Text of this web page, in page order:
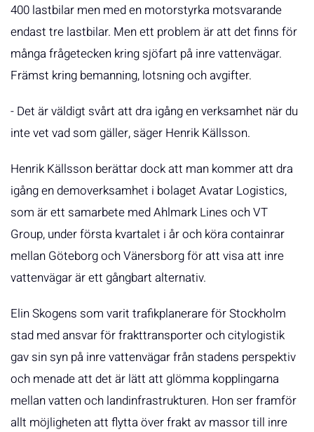
400 lastbilar men med en motorstyrka motsvarande
endast tre lastbilar. Men ett problem är att det finns för
många frågetecken kring sjöfart på inre vattenvägar.
Främst kring bemanning, lotsning och avgifter.
- Det är väldigt svårt att dra igång en verksamhet när du
inte vet vad som gäller, säger Henrik Källsson.
Henrik Källsson berättar dock att man kommer att dra
igång en demoverksamhet i bolaget Avatar Logistics,
som är ett samarbete med Ahlmark Lines och VT
Group, under första kvartalet i år och köra containrar
mellan Göteborg och Vänersborg för att visa att inre
vattenvägar är ett gångbart alternativ.
Elin Skogens som varit trafikplanerare för Stockholm
stad med ansvar för frakttransporter och citylogistik
gav sin syn på inre vattenvägar från stadens perspektiv
och menade att det är lätt att glömma kopplingarna
mellan vatten och landinfrastrukturen. Hon ser framför
allt möjligheten att flytta över frakt av massor till inre